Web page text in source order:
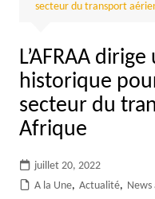
secteur du transport
L’AFRAA
historique
secteur du
Afrique
juillet 20, 2022
A la Une, Actualité, News